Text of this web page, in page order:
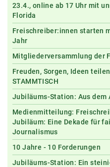
23.4., online ab 17 Uhr mit
Florida
Freischreiber:innen starten
Jahr
Mitgliederversammlung der
Freuden, Sorgen, Ideen
STAMMTISCH
Jubiläums-Station: Aus dem
Medienmitteilung:
Jubiläum: Eine Dekade für
Journalismus
10 Jahre - 10 Forderungen
Jubiläums-Station: Ein